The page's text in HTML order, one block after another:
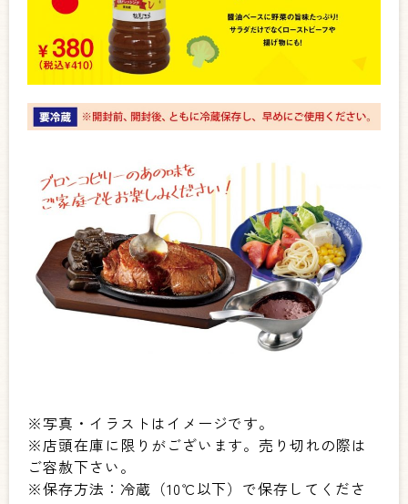
※写真・イラストはイメージです。
※店頭在庫に限りがございます。売り切れの際は
ご容赦下さい。
※保存方法：冷蔵（10℃以下）で保存してくださ